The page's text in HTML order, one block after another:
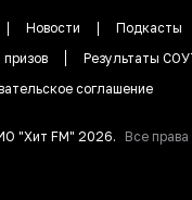
Новости Подкасты
Результаты
соглашение
"Хит FM" 2026. Все